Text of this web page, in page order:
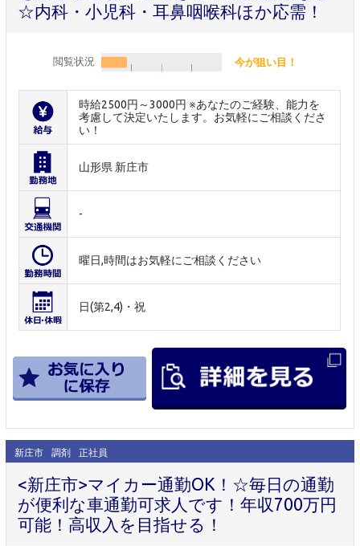
☆内科・小児科・耳鼻咽喉科ほか応需！
閲覧状況 今が狙い目！
時給2500円～3000円 ※あなたのご経験、能力を
考慮して決定いたします。お気軽にご相談くださ
い！
山形県 新庄市
-
曜日,時間はお気軽にご相談ください
日(第2,4)・祝
新庄市 調剤 正社員
<新庄市>マイカー通勤OK！☆毎日の通勤
が便利な車通勤可求人です！年収700万円
可能！高収入を目指せる！